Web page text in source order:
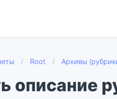
/ Root / Архивы
описание